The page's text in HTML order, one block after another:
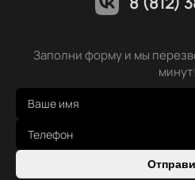
Заполни форму и мы
минут!